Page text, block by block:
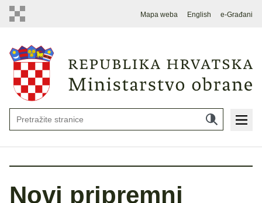
Mapa weba English e-Građani
Novi pripremni